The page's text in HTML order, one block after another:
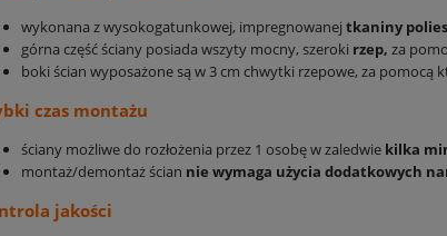
wykonana z wysokogatunkowej, impregnowanej tkaniny
górna część ściany posiada wszyty mocny, szeroki rzep, za
boki ścian wyposażone są w 3 cm chwytki rzepowe, za pomocą
czas montażu
ściany możliwe do rozłożenia przez 1 osobę w zaledwie kilka
montaż/demontaż ścian nie wymaga użycia dodatkowych
jakości